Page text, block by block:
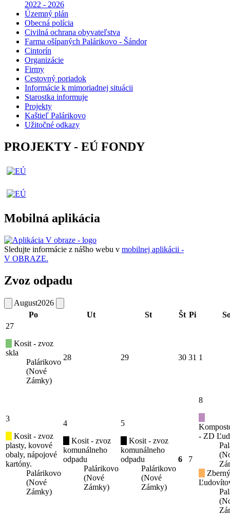
2022 - 2026
Územný plán
Obecná polícia
Civilná ochrana obyvateľstva
Farma ošípaných Palárikovo - Šándor
Cintorín
Organizácie
Firmy
Cestovný poriadok
Informácie k mimoriadnej situácii
Starostka informuje
Projekty
Kaštieľ Palárikovo
Užitočné odkazy
PROJEKTY - EÚ FONDY
Mobilná aplikácia
Sledujte informácie z nášho webu v mobilnej aplikácii -
V OBRAZE.
Zvoz odpadu
August2026
Po
Ut St Št Pi
27
Kosit - zvoz
skla
Palárikovo
(Nové
Zámky)
28 29 30 31 1
3
Kosit - zvoz
plasty, kovové
obaly, nápojové
kartóny.
Palárikovo
(Nové
Zámky)
4
Kosit - zvoz
komunálneho
odpadu
Palárikovo
(Nové
Zámky)
5
Kosit - zvoz
komunálneho
odpadu
Palárikovo
(Nové
Zámky)
6 7
8
- ZD